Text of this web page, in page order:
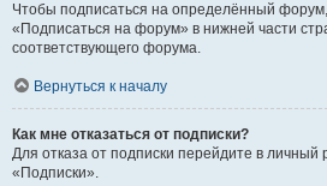
Чтобы подписаться на определённый
«Подписаться на форум» в нижней части
соответствующего форума.
Вернуться к началу
Как мне отказаться от подписки?
Для отказа от подписки перейдите в личный
«Подписки».